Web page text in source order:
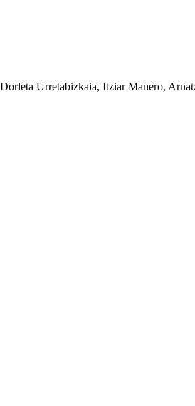
Urretabizkaia, Itziar Manero,